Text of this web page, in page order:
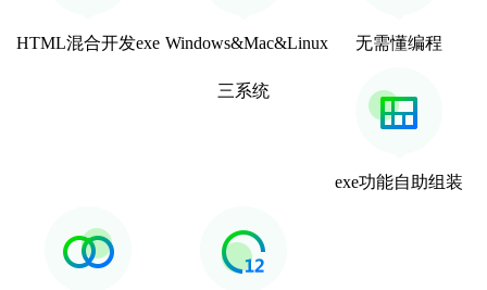
HTML混合开发exe Windows&Mac&Linux
三系统
无需懂编程
exe功能自助组装